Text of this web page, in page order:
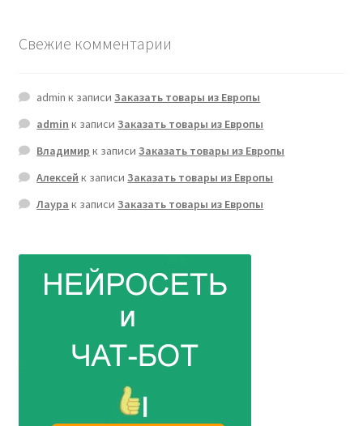
Свежие комментарии
admin к записиЗаказать товары из Европы
admin к записиЗаказать товары из Европы
Владимир к записиЗаказать товары из Европы
Алексей к записиЗаказать товары из Европы
Лаура к записиЗаказать товары из Европы